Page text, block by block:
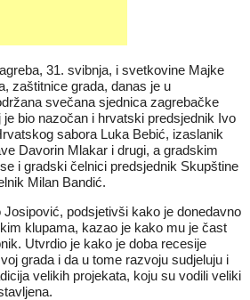
31. svibnja, i svetkovine Majke
zaštitnice grada, danas je u
svečana sjednica zagrebačke
bio nazočan i hrvatski predsjednik Ivo
sabora Luka Bebić, izaslanik
Davorin Mlakar i drugi, a gradskim
i gradski čelnici predsjednik Skupštine
Milan Bandić.
podsjetivši kako je donedavno
klupama, kazao je kako mu je čast
Utvrdio je kako je doba recesije
grada i da u tome razvoju sudjeluju i
velikih projekata, koju su vodili veliki